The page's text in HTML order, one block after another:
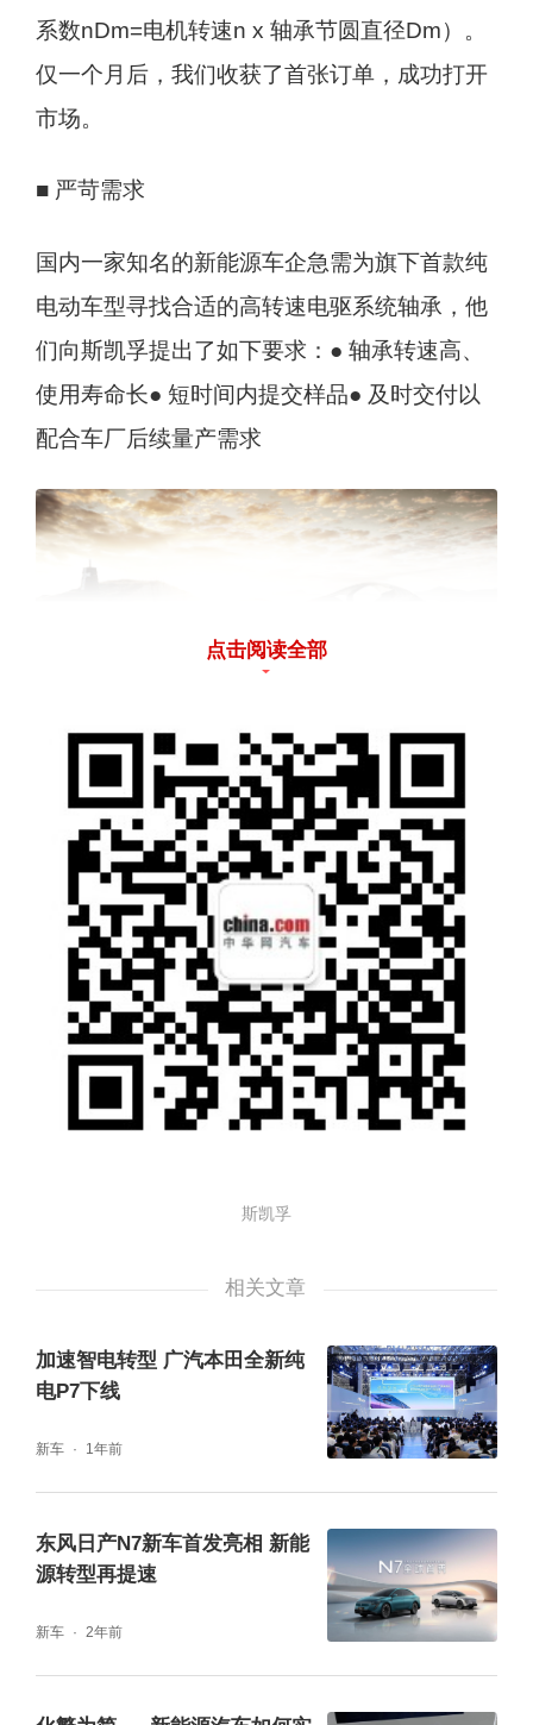
系数nDm=电机转速n x 轴承节圆直径Dm）。
仅一个月后，我们收获了首张订单，成功打开
市场。
■ 严苛需求
国内一家知名的新能源车企急需为旗下首款纯
电动车型寻找合适的高转速电驱系统轴承，他
们向斯凯孚提出了如下要求：● 轴承转速高、
使用寿命长● 短时间内提交样品● 及时交付以
配合车厂后续量产需求
斯凯孚充分发挥本地化研发优势，在严格遵循
PPAP项目管理规范的前提下，逐项攻坚。从
机械设计的角度来说，高转速轴承会带来诸多
挑战：比如润滑、密封以及更为复杂的制造工
艺；从电磁设计的角度来看，电机存在各种损
耗，提高电机转速势必要提高电流的输入频
率，将轴承置于更高的电腐蚀失效风险之中。
我们与客户深入沟通，通过Simpro软件模拟真
实工况，按照客户的具体应用需求对轴承和保
真工具验证产品性能，最大程度排除设计缺陷
们决定采用深沟球轴承HS1.8定制化整体解决
平均水平。-可靠绝缘采用陶瓷球滚动体作为绝
缘体，保障轴承免受电腐蚀而失效。- 稳定输
出革新性保持架设计，轻松应对最苛刻的工况
高可达每秒加减速10,000RPM）。- 免维护最
新非接触式RZ密封件，带有钢制骨架，耐磨耐
热。- 更长寿命新型高温润滑脂，实现高速与
点击阅读全部
斯凯孚
相关文章
加速智电转型 广汽本田全新纯
电P7下线
新车 1年前
东风日产N7新车首发亮相 新能
源转型再提速
新车 2年前